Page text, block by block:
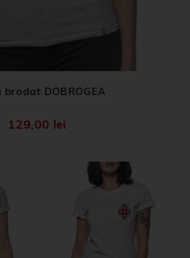
brodat DOBROGEA
129,00 lei